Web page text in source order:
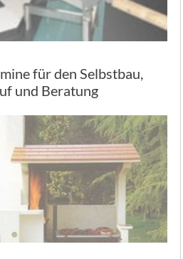
für den Selbstbau,
und Beratung